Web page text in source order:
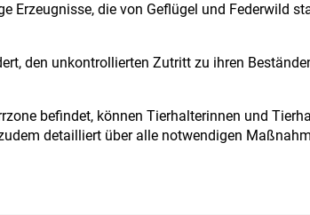
Erzeugnisse, die von Geflügel und Federwild
den unkontrollierten Zutritt zu ihren
befindet, können Tierhalterinnen und
detailliert über alle notwendigen